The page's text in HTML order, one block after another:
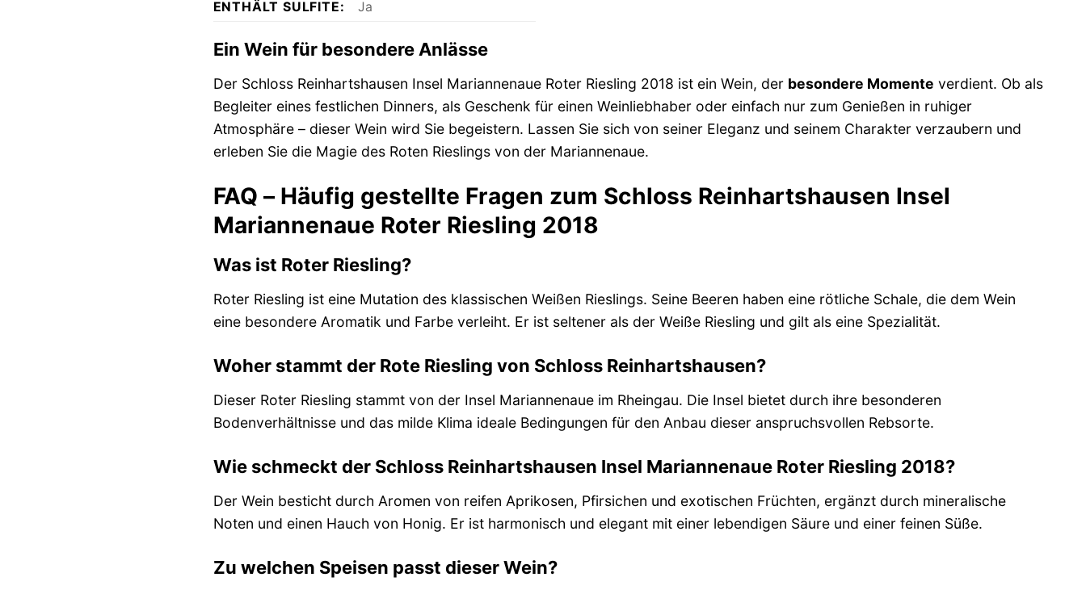
ENTHÄLT SULFITE:
Ja
Ein Wein für besondere Anlässe
Der Schloss Reinhartshausen Insel Mariannenaue Roter Riesling 2018 ist ein Wein, der besondere Momente verdient. Ob als
Begleiter eines festlichen Dinners, als Geschenk für einen Weinliebhaber oder einfach nur zum Genießen in ruhiger
Atmosphäre – dieser Wein wird Sie begeistern. Lassen Sie sich von seiner Eleganz und seinem Charakter verzaubern und
erleben Sie die Magie des Roten Rieslings von der Mariannenaue.
FAQ – Häufig gestellte Fragen zum Schloss Reinhartshausen Insel
Mariannenaue Roter Riesling 2018
Was ist Roter Riesling?
Roter Riesling ist eine Mutation des klassischen Weißen Rieslings. Seine Beeren haben eine rötliche Schale, die dem Wein
eine besondere Aromatik und Farbe verleiht. Er ist seltener als der Weiße Riesling und gilt als eine Spezialität.
Woher stammt der Rote Riesling von Schloss Reinhartshausen?
Dieser Roter Riesling stammt von der Insel Mariannenaue im Rheingau. Die Insel bietet durch ihre besonderen
Bodenverhältnisse und das milde Klima ideale Bedingungen für den Anbau dieser anspruchsvollen Rebsorte.
Wie schmeckt der Schloss Reinhartshausen Insel Mariannenaue Roter Riesling 2018?
Der Wein besticht durch Aromen von reifen Aprikosen, Pfirsichen und exotischen Früchten, ergänzt durch mineralische
Noten und einen Hauch von Honig. Er ist harmonisch und elegant mit einer lebendigen Säure und einer feinen Süße.
Zu welchen Speisen passt dieser Wein?